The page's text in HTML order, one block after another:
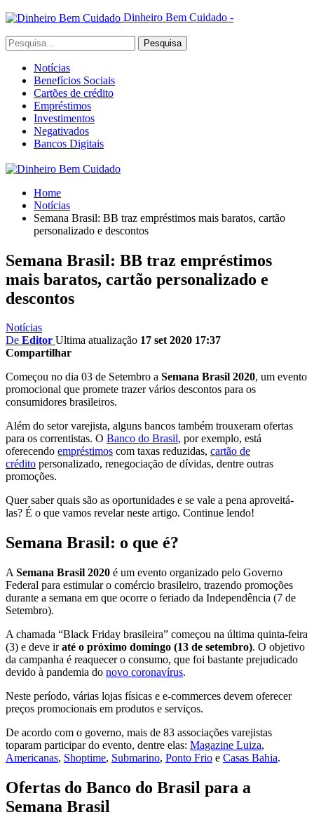
Dinheiro Bem Cuidado -
Notícias
Benefícios Sociais
Cartões de crédito
Empréstimos
Investimentos
Negativados
Bancos Digitais
Home
Notícias
Semana Brasil: BB traz empréstimos mais baratos, cartão
personalizado e descontos
Semana Brasil: BB traz empréstimos
mais baratos, cartão personalizado e
descontos
Notícias
De Editor Ultima atualização 17 set 2020 17:37
Compartilhar
Começou no dia 03 de Setembro a Semana Brasil 2020, um evento
promocional que promete trazer vários descontos para os
consumidores brasileiros.
Além do setor varejista, alguns bancos também trouxeram ofertas
para os correntistas. O Banco do Brasil, por exemplo, está
oferecendo empréstimos com taxas reduzidas, cartão de
crédito personalizado, renegociação de dívidas, dentre outras
promoções.
Quer saber quais são as oportunidades e se vale a pena aproveitá-
las? É o que vamos revelar neste artigo. Continue lendo!
Semana Brasil: o que é?
A Semana Brasil 2020 é um evento organizado pelo Governo
Federal para estimular o comércio brasileiro, trazendo promoções
durante a semana em que ocorre o feriado da Independência (7 de
Setembro).
A chamada “Black Friday brasileira” começou na última quinta-feira
(3) e deve iraté o próximo domingo (13 de setembro). O objetivo
da campanha é reaquecer o consumo, que foi bastante prejudicado
devido à pandemia do novo coronavírus.
Neste período, várias lojas físicas e e-commerces devem oferecer
preços promocionais em produtos e serviços.
De acordo com o governo, mais de 83 associações varejistas
toparam participar do evento, dentre elas: Magazine Luiza,
Americanas, Shoptime, Submarino, Ponto Frio e Casas Bahia.
Ofertas do Banco do Brasil para a
Semana Brasil